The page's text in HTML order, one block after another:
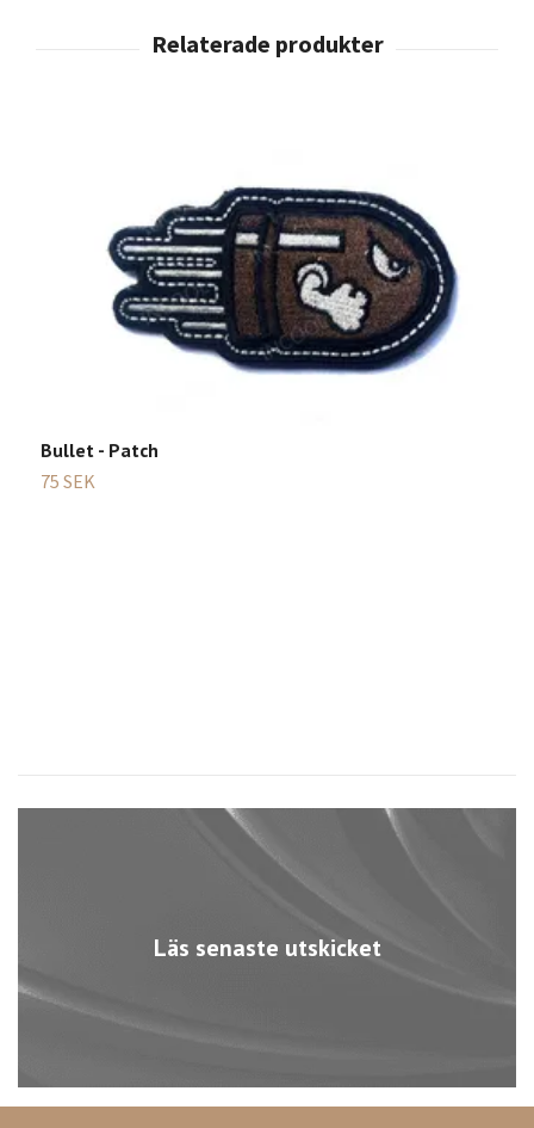
Läs senaste utskicket
Bullet - Patch
75 SEK